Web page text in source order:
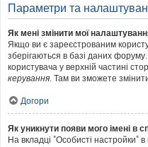
Параметри та
Як мені змінити мої
Якщо ви є зареєстрованим
зберігаються в базі даних
користувача у верхній частині
керування. Там ви зможете
Догори
Як уникнути появи мого імені в
На вкладці "Особисті настройки"